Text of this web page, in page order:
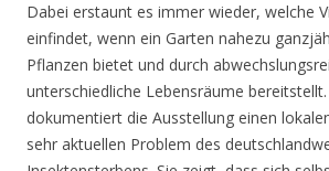
Dabei erstaunt es immer wieder, welche
einfindet, wenn ein Garten nahezu
Pflanzen bietet und durch
unterschiedliche Lebensräume
dokumentiert die Ausstellung einen
sehr aktuellen Problem des